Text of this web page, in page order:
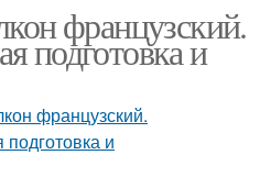
французский.
подготовка и